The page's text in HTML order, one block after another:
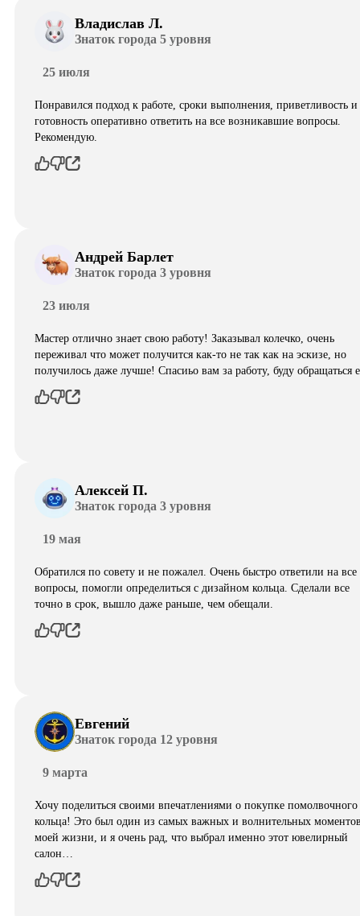
Владислав Л.
Знаток города 5 уровня
25 июля
Понравился подход к работе, сроки выполнения, приветливость и
готовность оперативно ответить на все возникавшие вопросы.
Рекомендую.
Андрей Барлет
Знаток города 3 уровня
23 июля
Мастер отлично знает свою работу! Заказывал колечко, очень
переживал что может получится как-то не так как на эскизе, но
получилось даже лучше! Спасиьо вам за работу, буду обращаться
Алексей П.
Знаток города 3 уровня
19 мая
Обратился по совету и не пожалел. Очень быстро ответили на все
вопросы, помогли определиться с дизайном кольца. Сделали все
точно в срок, вышло даже раньше, чем обещали.
Евгений
Знаток города 12 уровня
9 марта
Хочу поделиться своими впечатлениями о покупке помолвочного
кольца! Это был один из самых важных и волнительных
моей жизни, и я очень рад, что выбрал именно этот ювелирный
салон…